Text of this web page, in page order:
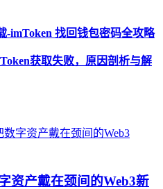
-imToken 找回钱包密码全攻略
获取失败，原因剖析与解
资产戴在颈间的Web3新